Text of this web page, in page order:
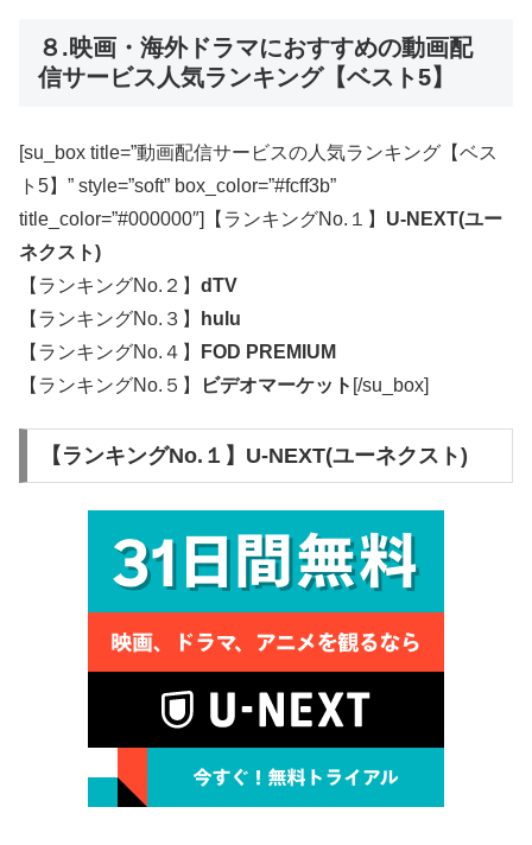
８.映画・海外ドラマにおすすめの動画配
信サービス人気ランキング【ベスト5】
[su_box title=”動画配信サービスの人気ランキング【ベス
ト5】” style=”soft” box_color=”#fcff3b”
title_color=”#000000″]【ランキングNo.１】 U-NEXT(ユー
ネクスト)
【ランキングNo.２】 dTV
【ランキングNo.３】
hulu
【ランキングNo.４】
FOD PREMIUM
【ランキングNo.５】
ビデオマーケット [/su_box]
【ランキングNo.１】U-NEXT(ユーネクスト)